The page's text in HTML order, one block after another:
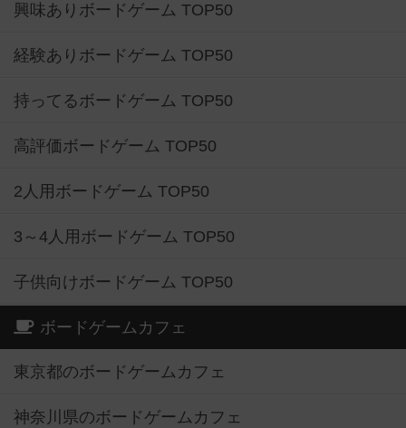
興味ありボードゲーム TOP50
経験ありボードゲーム TOP50
持ってるボードゲーム TOP50
高評価ボードゲーム TOP50
2人用ボードゲーム TOP50
3～4人用ボードゲーム TOP50
子供向けボードゲーム TOP50
ボードゲームカフェ
東京都のボードゲームカフェ
神奈川県のボードゲームカフェ